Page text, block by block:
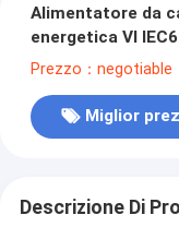
Alimentatore da
energetica VI
Prezzo：negotiable
Miglior
Descrizione Di